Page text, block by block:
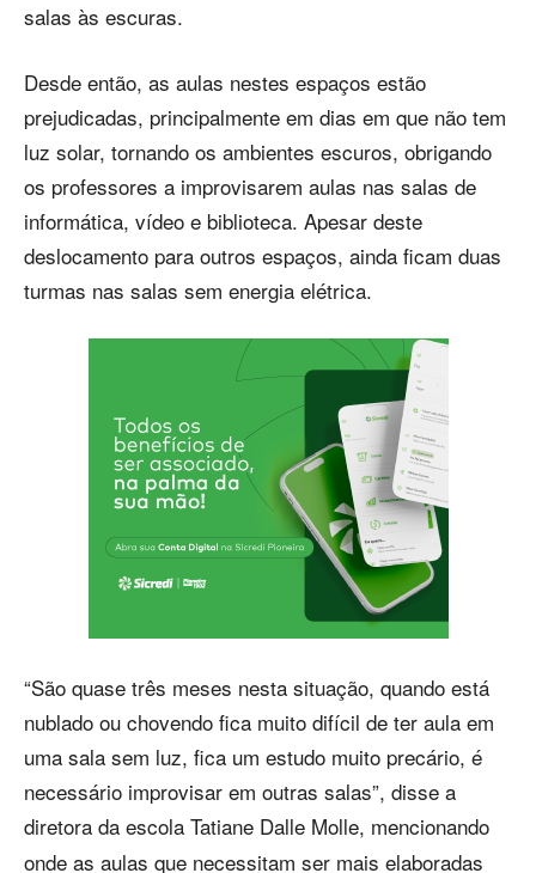
salas às escuras.
Desde então, as aulas nestes espaços estão
prejudicadas, principalmente em dias em que não tem
luz solar, tornando os ambientes escuros, obrigando
os professores a improvisarem aulas nas salas de
informática, vídeo e biblioteca. Apesar deste
deslocamento para outros espaços, ainda ficam duas
turmas nas salas sem energia elétrica.
“São quase três meses nesta situação, quando está
nublado ou chovendo fica muito difícil de ter aula em
uma sala sem luz, fica um estudo muito precário, é
necessário improvisar em outras salas”, disse a
diretora da escola Tatiane Dalle Molle, mencionando
onde as aulas que necessitam ser mais elaboradas